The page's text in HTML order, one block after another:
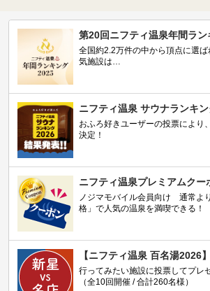
第20回ニフティ温泉年間ラ
全国約2.2万件の中から頂点に選
気施設は…
ニフティ温泉 サウナランキ
おふろ好きユーザーの投票により
決定！
ニフティ温泉プレミアムクー
ノジマモバイル会員向け 通常よ
格」で人気の温泉を満喫できる！
【ニフティ温泉 百名湯2026】
行ってみたい施設に投票してプレ
（全10回開催 / 合計260名様）